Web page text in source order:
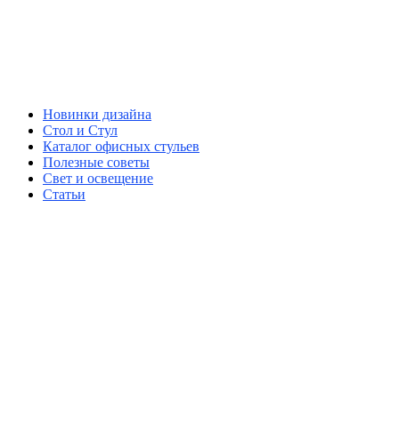
Новинки дизайна
Стол и Стул
Каталог офисных стульев
Полезные советы
Свет и освещение
Статьи